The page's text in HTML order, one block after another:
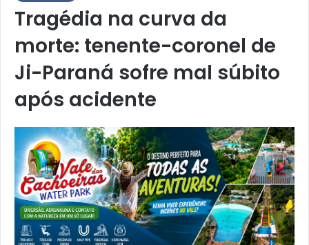
Tragédia na curva da
morte: tenente-coronel de
Ji-Paraná sofre mal súbito
após acidente